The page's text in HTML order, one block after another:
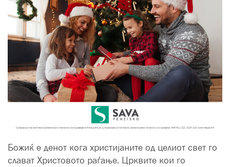
Божиќ е денот кога христијаните од целиот свет го
слават Христовото раѓање. Црквите кои го